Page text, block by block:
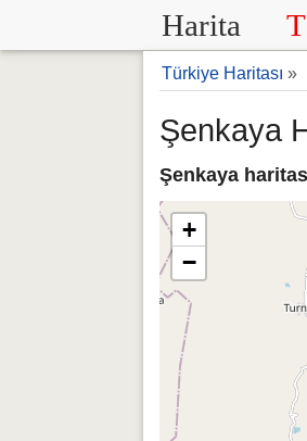
Harita
Türkiye Haritası »
Şenkaya
Şenkaya
+
−